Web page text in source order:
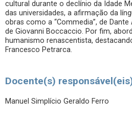
cultural durante o declínio da Idade
das universidades, a afirmação da
obras como a “Commedia”, de Dante
de Giovanni Boccaccio. Por fim,
humanismo renascentista,
Francesco Petrarca.
Docente(s)
Manuel Simplício Geraldo Ferro